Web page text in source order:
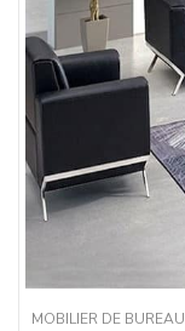
MOBILIER DE BUREAU